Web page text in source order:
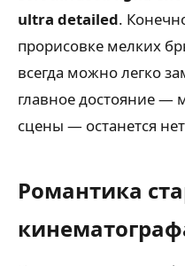
ultra detailed.
прорисовке мелких
всегда можно легко
главное достояние —
сцены — останется
Романтика